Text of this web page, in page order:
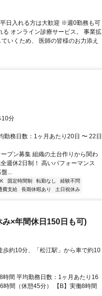
日入れる方は大歓迎 ※週0勤務も可
オンライン診療サービス。 事業拡
いくため、 医師の皆様のお力添え
10分
勤務日数：1ヶ月あたり20日 〜 22日
プン募集 組織の土台作りから関わ
週休2日制！ 高いパフォーマンス
...
固定時間制 転勤なし
経験不問
費支給 長期休暇あり 土日祝休み
×年間休日150日も可)
歩約10分、「松江駅」から車で約10
間 平均勤務日数：1ヶ月あたり16
時間（休憩45分） 【B】実働8時間